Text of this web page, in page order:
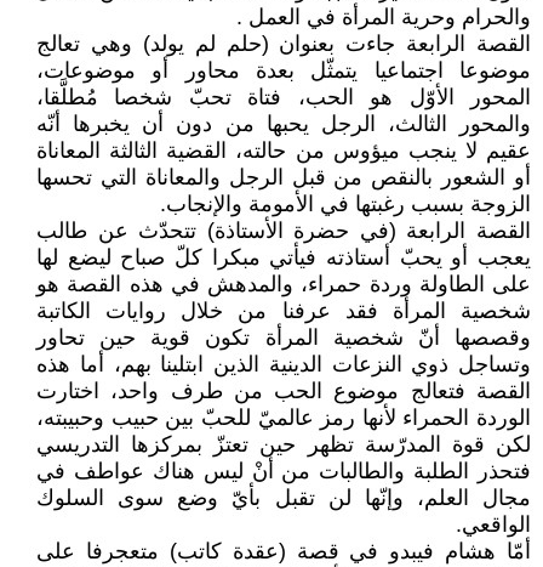
والحرام وحرية المرأة في العمل .
القصة الرابعة جاءت بعنوان (حلم لم يولد) وهي تعالج
موضوعا اجتماعيا يتمثّل بعدة محاور أو موضوعات،
المحور الأوّل هو الحب، فتاة تحبّ شخصا مُطلَّقا،
والمحور الثالث، الرجل يحبها من دون أن يخبرها أنّه
عقيم لا ينجب ميؤوس من حالته، القضية الثالثة المعاناة
أو الشعور بالنقص من قبل الرجل والمعاناة التي تحسها
الزوجة بسبب رغبتها في الأمومة والإنجاب.
القصة الرابعة (في حضرة الأستاذة) تتحدّث عن طالب
يعجب أو يحبّ أستاذته فيأتي مبكرا كلّ صباح ليضع لها
على الطاولة وردة حمراء، والمدهش في هذه القصة هو
شخصية المرأة فقد عرفنا من خلال روايات الكاتبة
وقصصها أنّ شخصية المرأة تكون قوية حين تحاور
وتساجل ذوي النزعات الدينية الذين ابتلينا بهم، أما هذه
القصة فتعالج موضوع الحب من طرف واحد، اختارت
الوردة الحمراء لأنها رمز عالميّ للحبّ بين حبيب وحبيبته،
لكن قوة المدرّسة تظهر حين تعتزّ بمركزها التدريسي
فتحذر الطلبة والطالبات من أنْ ليس هناك عواطف في
مجال العلم، وإنّها لن تقبل بأيّ وضع سوى السلوك
الواقعي.
أمّا هشام فيبدو في قصة (عقدة كاتب) متعجرفا على